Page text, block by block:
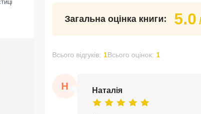
Загальна оцінка книги: 5.0
Всього відгуків: 1Всього оцінок: 1
Н Наталія